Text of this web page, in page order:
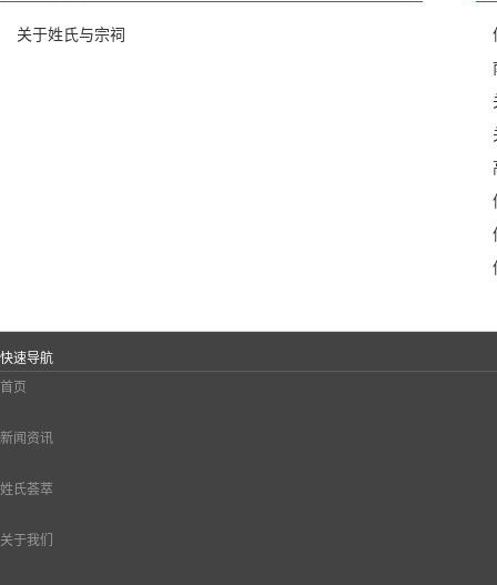
关于姓氏与宗祠
快速导航
首页
新闻资讯
姓氏荟萃
关于我们